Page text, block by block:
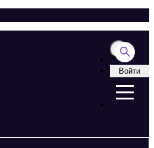
Войти